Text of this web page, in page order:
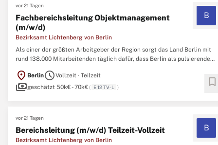
vor 21 Tagen
Fachbereichsleitung Objektmanagement
(m/w/d)
Bezirksamt Lichtenberg von Berlin
B
Als einer der größten Arbeitgeber der Region sorgt das Land Berlin mit
rund 138.000 Mitarbeitenden täglich dafür, dass Berlin als pulsierende
Und im Bezirksamt Lichtenberg sorgen wir mit über 2.300 Kolleg:innen
dafür, dass unser Bezirk ...
location_on BerlinscheduleVollzeit · Teilzeit
paymentsgeschätzt 50k€ - 70k€( E 12 TV-L ) bookmark
vor 21 Tagen
Bereichsleitung (m/w/d) Teilzeit-Vollzeit
Bezirksamt Lichtenberg von Berlin
B